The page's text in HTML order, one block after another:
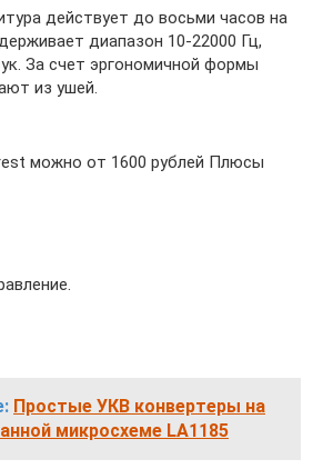
действует до восьми часов на
диапазон 10-22000 Гц,
За счет эргономичной формы
из ушей.
можно от 1600 рублей Плюсы
Простые УКВ конвертеры на
микросхеме LA1185